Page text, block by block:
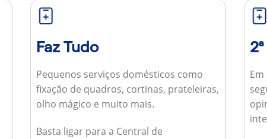
Faz Tudo
Pequenos serviços domésticos como
fixação de quadros, cortinas, prateleiras,
olho mágico e muito mais.
Basta ligar para a Central de